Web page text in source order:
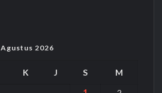
Agustus 2026
K J S M